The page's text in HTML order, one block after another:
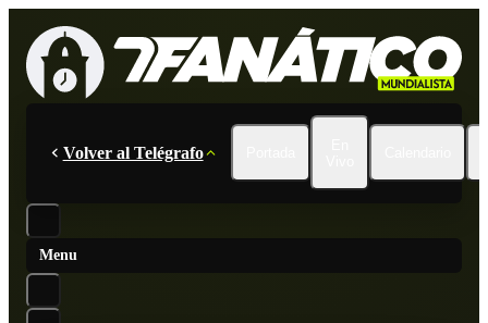
Volver al Telégrafo
Menu